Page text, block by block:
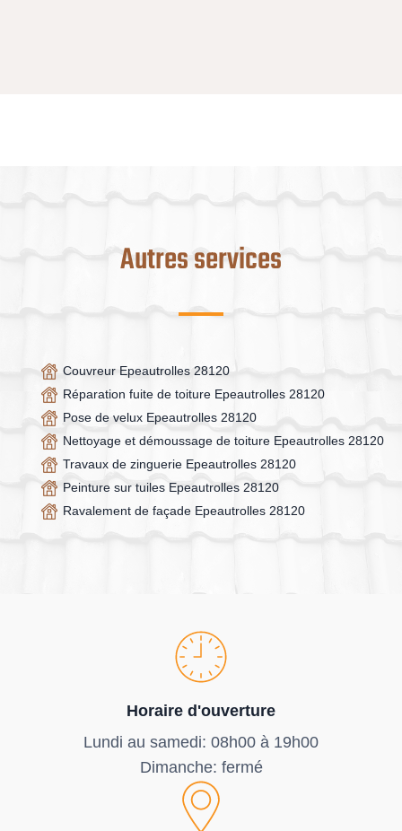
Autres services
Couvreur Epeautrolles 28120
Réparation fuite de toiture Epeautrolles 28120
Pose de velux Epeautrolles 28120
Nettoyage et démoussage de toiture Epeautrolles 28120
Travaux de zinguerie Epeautrolles 28120
Peinture sur tuiles Epeautrolles 28120
Ravalement de façade Epeautrolles 28120
Horaire d'ouverture
Lundi au samedi: 08h00 à 19h00
Dimanche: fermé